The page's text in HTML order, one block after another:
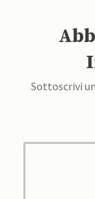
Sottoscrivi